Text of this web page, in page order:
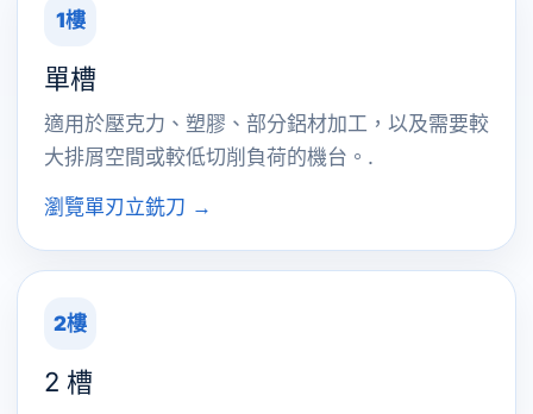
1樓
單槽
適用於壓克力、塑膠、部分鋁材加工，以及需要較
大排屑空間或較低切削負荷的機台。.
瀏覽單刃立銑刀 →
2樓
2 槽